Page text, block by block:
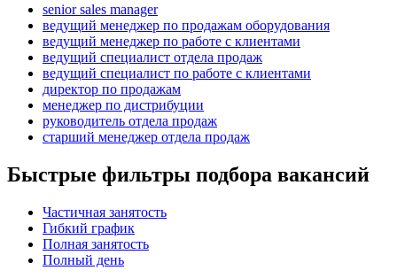
senior sales manager
ведущий менеджер по продажам оборудования
ведущий менеджер по работе с клиентами
ведущий специалист отдела продаж
ведущий специалист по работе с клиентами
директор по продажам
менеджер по дистрибуции
руководитель отдела продаж
старший менеджер отдела продаж
Быстрые фильтры подбора вакансий
Частичная занятость
Гибкий график
Полная занятость
Полный день